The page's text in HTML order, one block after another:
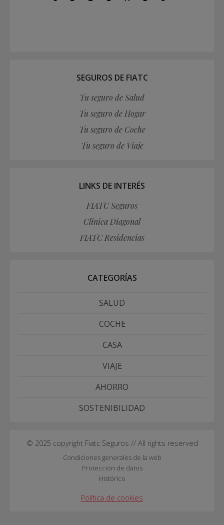
SEGUROS DE FIATC
Tu seguro de Salud
Tu seguro de Hogar
Tu seguro de Coche
Tu seguro de Viaje
LINKS DE INTERÉS
FIATC Seguros
Clínica Diagonal
FIATC Residencias
CATEGORÍAS
SALUD
COCHE
CASA
VIAJE
AHORRO
SOSTENIBILIDAD
© 2025 copyright Fiatc Seguros // All rights reserved
Condiciones generales de la web
Protección de datos
Histórico
Política de cookies